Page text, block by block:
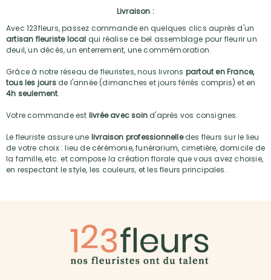
Livraison :
Avec 123fleurs, passez commande en quelques clics auprès d'un
artisan fleuriste local qui réalise ce bel assemblage pour fleurir un
deuil, un décès, un enterrement, une commémoration.
Grâce à notre réseau de fleuristes, nous livrons partout en France,
tous les joursde l'année (dimanches et jours fériés compris) et en
4h seulement.
Votre commande est livrée avec soind'après vos consignes.
Le fleuriste assure une livraison professionnelledes fleurs sur le lieu
de votre choix : lieu de cérémonie, funérarium, cimetière, domicile de
la famille, etc. et compose la création florale que vous avez choisie,
en respectant le style, les couleurs, et les fleurs principales.